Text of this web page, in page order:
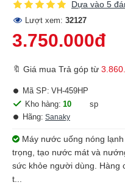
Dựa vào 5
Lượt xem: 32127
3.750.000đ
🔖 Giá mua Trả góp từ
Kho hàng: 10
sp
Hãng: Sanaky
Mã SP: VH-459HP
Máy nước uống nóng
trọng, tạo nước mát và
sức khỏe người dùng. Hàng
t...